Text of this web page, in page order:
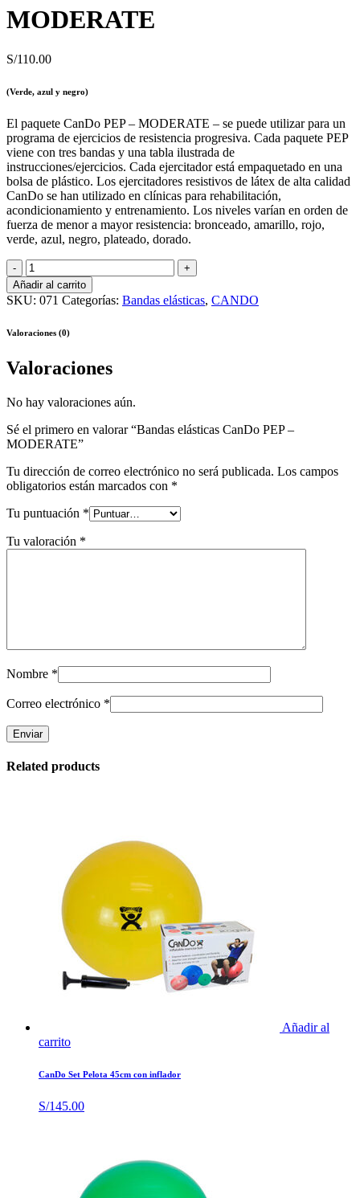
MODERATE
S/110.00
(Verde, azul y negro)
El paquete CanDo PEP – MODERATE – se puede utilizar para un
programa de ejercicios de resistencia progresiva. Cada paquete PEP
viene con tres bandas y una tabla ilustrada de
instrucciones/ejercicios. Cada ejercitador está empaquetado en una
bolsa de plástico. Los ejercitadores resistivos de látex de alta calidad
CanDo se han utilizado en clínicas para rehabilitación,
acondicionamiento y entrenamiento. Los niveles varían en orden de
fuerza de menor a mayor resistencia: bronceado, amarillo, rojo,
verde, azul, negro, plateado, dorado.
Bandas
elásticas
CanDo
PEP
MODERATE
Añadir al carrito
SKU: 071 Categorías: Bandas elásticas, CANDO
Valoraciones (0)
Valoraciones
No hay valoraciones aún.
Sé el primero en valorar “Bandas elásticas CanDo PEP –
MODERATE”
Tu dirección de correo electrónico no será publicada. Los campos
obligatorios están marcados con *
Tu puntuación *
Tu valoración *
Nombre *
Correo electrónico *
Related products
Añadir al
carrito
CanDo Set Pelota 45cm con inflador
S/145.00